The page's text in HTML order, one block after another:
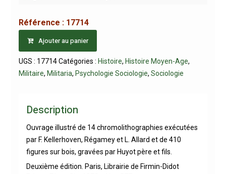
Référence : 17714
Ajouter au panier
UGS : 17714 Catégories : Histoire, Histoire Moyen-Age,
Militaire, Militaria, Psychologie Sociologie, Sociologie
Description
Ouvrage illustré de 14 chromolithographies exécutées
par F. Kellerhoven, Régamey et L. Allard et de 410
figures sur bois, gravées par Huyot père et fils.
Deuxième édition. Paris, Librairie de Firmin-Didot